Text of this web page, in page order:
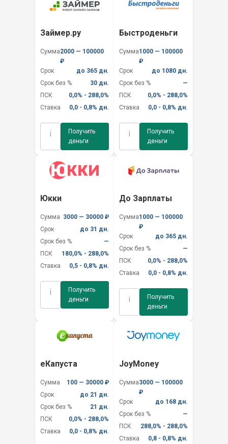
Займер.ру
Сумма2000 — 100000
₽
Срок
до 365 дн.
Срок без %
30 дн.
ПСК
0,0% - 288,0%
Ставка
0,0 - 0,8% дн.
i
Получить
деньги
Быстроденьги
Сумма1000 — 100000
₽
Срок
до 1080 дн.
Срок без %
—
ПСК
0,0% - 288,0%
Ставка
0,0 - 0,8% дн.
i
Получить
деньги
Юкки
Сумма 3000 — 30000 ₽
Срок
до 31 дн.
Срок без %
—
ПСК
180,0% - 288,0%
Ставка
0,5 - 0,8% дн.
i
Получить
деньги
До Зарплаты
Сумма1000 — 100000
₽
Срок
до 365 дн.
Срок без %
—
ПСК
0,0% - 288,0%
Ставка
0,0 - 0,8% дн.
i
Получить
деньги
еКапуста
Сумма
100 — 30000 ₽
Срок
до 21 дн.
Срок без %
21 дн.
ПСК
0,0% - 288,0%
Ставка
0,0 - 0,8% дн.
JoyMoney
Сумма3000 — 100000
₽
Срок
до 168 дн.
Срок без %
—
ПСК
288,0% - 288,0%
Ставка
0,8 - 0,8% дн.